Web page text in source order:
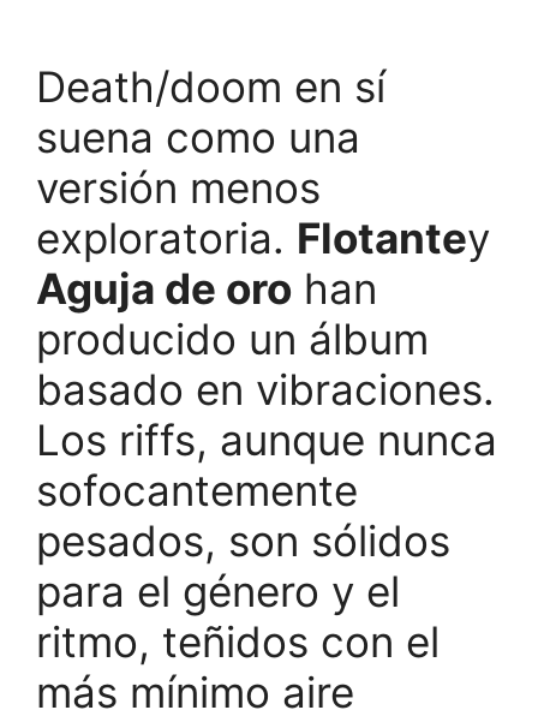
Death/doom en sí
suena como una
versión menos
exploratoria. Flotantey
Aguja de oro han
producido un álbum
basado en vibraciones.
Los riffs, aunque nunca
sofocantemente
pesados, son sólidos
para el género y el
ritmo, teñidos con el
más mínimo aire